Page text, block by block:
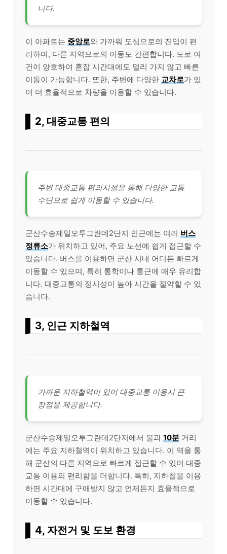
니다.
이 아파트는 중앙로와 가까워 도심으로의 진입이 편
리하며, 다른 지역으로의 이동도 간편합니다. 도로 여
건이 양호하여 혼잡 시간대에도 멀리 가지 않고 빠른
이동이 가능합니다. 또한, 주변에 다양한 교차로가 있
어 더 효율적으로 차량을 이용할 수 있습니다.
2, 대중교통 편의
주변 대중교통 편의시설을 통해 다양한 교통
수단으로 쉽게 이동할 수 있습니다.
군산수송제일오투그란데2단지 인근에는 여러 버스
정류소가 위치하고 있어, 주요 노선에 쉽게 접근할 수
있습니다. 버스를 이용하면 군산 시내 어디든 빠르게
이동할 수 있으며, 특히 통학이나 통근에 매우 유리합
니다. 대중교통의 정시성이 높아 시간을 절약할 수 있
습니다.
3, 인근 지하철역
가까운 지하철역이 있어 대중교통 이용시 큰
장점을 제공합니다.
군산수송제일오투그란데2단지에서 불과 10분 거리
에는 주요 지하철역이 위치하고 있습니다. 이 역을 통
해 군산의 다른 지역으로 빠르게 접근할 수 있어 대중
교통 이용의 편리함을 더합니다. 특히, 지하철을 이용
하면 시간대에 구애받지 않고 언제든지 효율적으로
이동할 수 있습니다.
4, 자전거 및 도보 환경